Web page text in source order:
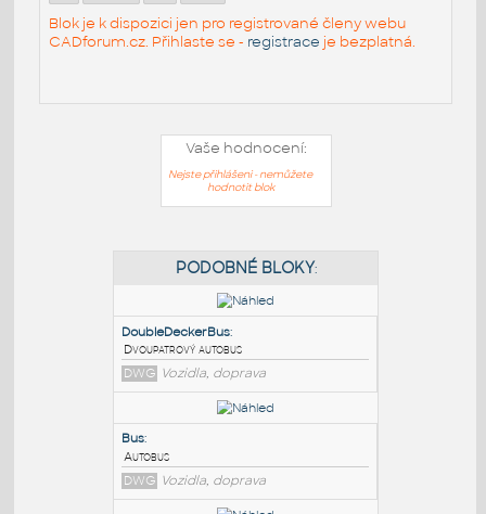
Blok je k dispozici jen pro registrované členy webu
CADforum.cz. Přihlaste se - registrace je bezplatná.
Vaše hodnocení:
Nejste přihlášeni - nemůžete
hodnotit blok
PODOBNÉ BLOKY
DoubleDeckerBus: